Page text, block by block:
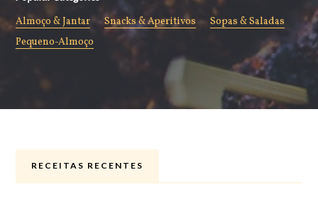
Almoço & Jantar Snacks & Aperitivos
Sopas & Saladas
Pequeno-Almoço
RECEITAS RECENTES